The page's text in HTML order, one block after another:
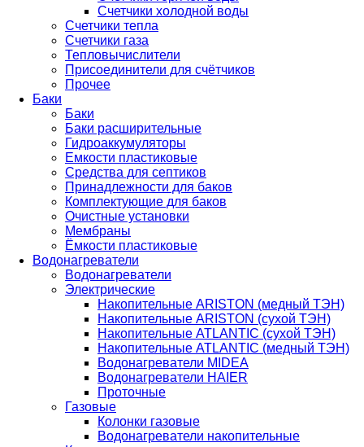
Счетчики холодной воды
Счетчики тепла
Счетчики газа
Тепловычислители
Присоединители для счётчиков
Прочее
Баки
Баки
Баки расширительные
Гидроаккумуляторы
Емкости пластиковые
Средства для септиков
Принадлежности для баков
Комплектующие для баков
Очистные установки
Мембраны
Ёмкости пластиковые
Водонагреватели
Водонагреватели
Электрические
Накопительные ARISTON (медный ТЭН)
Накопительные ARISTON (сухой ТЭН)
Накопительные ATLANTIC (сухой ТЭН)
Накопительные ATLANTIC (медный ТЭН)
Водонагреватели MIDEA
Водонагреватели HAIER
Проточные
Газовые
Колонки газовые
Водонагреватели накопительные